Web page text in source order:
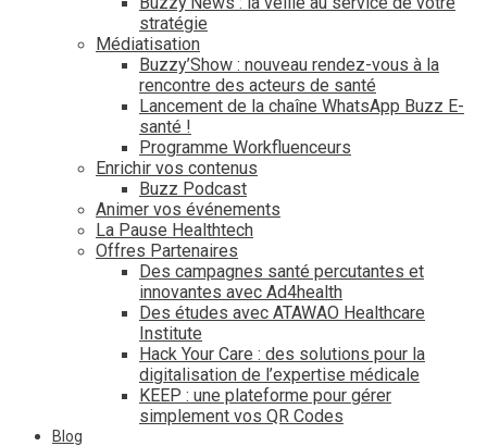
stratégie
Médiatisation
Buzzy’Show : nouveau rendez-vous à la
rencontre des acteurs de santé
Lancement de la chaîne WhatsApp Buzz E-
santé !
Programme Workfluenceurs
Enrichir vos contenus
Buzz Podcast
Animer vos événements
La Pause Healthtech
Offres Partenaires
Des campagnes santé percutantes et
innovantes avec Ad4health
Des études avec ATAWAO Healthcare
Institute
Hack Your Care : des solutions pour la
digitalisation de l’expertise médicale
KEEP : une plateforme pour gérer
simplement vos QR Codes
Blog